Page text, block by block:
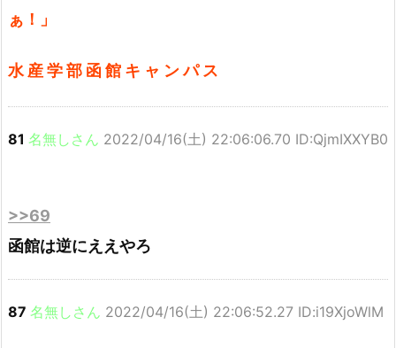
ぁ！」
水 産 学 部 函 館 キ ャ ン パ ス
81 名無しさん 2022/04/16(土) 22:06:06.70 ID:QjmIXXYB0
>>69
函館は逆にええやろ
87 名無しさん 2022/04/16(土) 22:06:52.27 ID:i19XjoWlM